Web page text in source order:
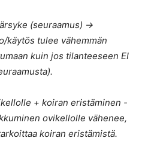
(seuraamus) ->
käytös tulee vähemmän
kuin jos tilanteeseen EI
+ koiran eristäminen -
ovikellolle vähenee,
koiran eristämistä.